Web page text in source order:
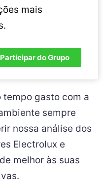
mais
do Grupo
tempo gasto com a
sempre
nossa análise dos
Electrolux e
melhor às suas